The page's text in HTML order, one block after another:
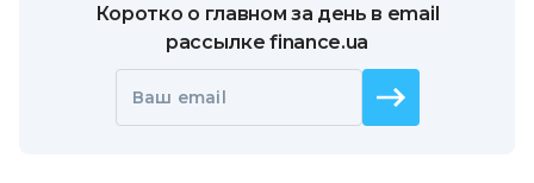
Коротко о главном за день в email
рассылке finance.ua
Ваш email